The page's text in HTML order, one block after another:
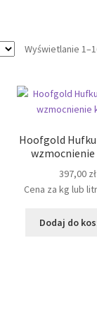
Wyświetlanie
Hoofgold
397,00 zł
Cena za kg lub litr
Dodaj do